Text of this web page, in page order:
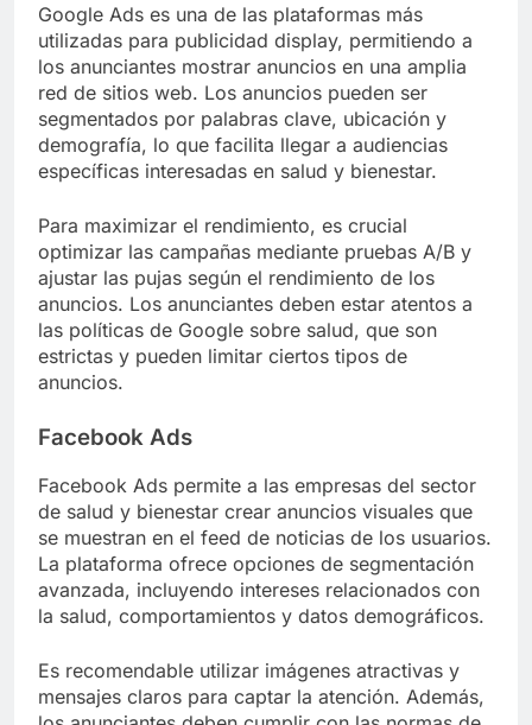
Google Ads es una de las plataformas más
utilizadas para publicidad display, permitiendo a
los anunciantes mostrar anuncios en una amplia
red de sitios web. Los anuncios pueden ser
segmentados por palabras clave, ubicación y
demografía, lo que facilita llegar a audiencias
específicas interesadas en salud y bienestar.
Para maximizar el rendimiento, es crucial
optimizar las campañas mediante pruebas A/B y
ajustar las pujas según el rendimiento de los
anuncios. Los anunciantes deben estar atentos a
las políticas de Google sobre salud, que son
estrictas y pueden limitar ciertos tipos de
anuncios.
Facebook Ads
Facebook Ads permite a las empresas del sector
de salud y bienestar crear anuncios visuales que
se muestran en el feed de noticias de los usuarios.
La plataforma ofrece opciones de segmentación
avanzada, incluyendo intereses relacionados con
la salud, comportamientos y datos demográficos.
Es recomendable utilizar imágenes atractivas y
mensajes claros para captar la atención. Además,